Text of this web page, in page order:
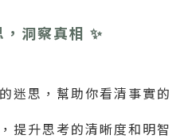
洞察真相 ✨
迷思，幫助你看清事實的
提升思考的清晰度和明智